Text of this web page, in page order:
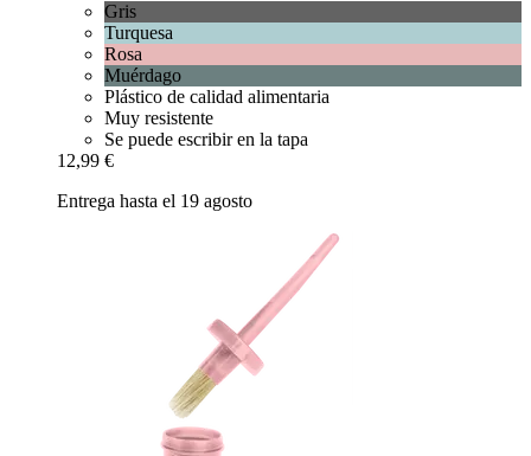
Gris
Turquesa
Rosa
Muérdago
Plástico de calidad alimentaria
Muy resistente
Se puede escribir en la tapa
12,99 €
Entrega hasta el 19 agosto